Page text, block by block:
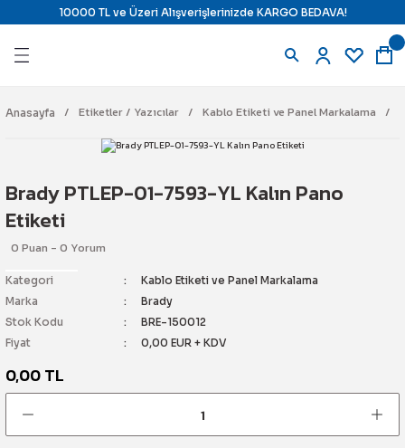
10000 TL ve Üzeri Alışverişlerinizde KARGO BEDAVA!
Geri Dön
Ribbon
Etiketi
Etiketi
Etiketi
Geri Dön
ve Isı Kontrol
Ürünler
Geri Dön
Çözümleri
Karşı Kilitleme
İstasyonları
Geri Dön
Ürünler
Anasayfa Etiketler / Yazıcılar Kablo Etiketi ve Panel Markalama
Brady PTLEP-01-7593-YL Kalın Pano
Etiketi
0 Puan - 0 Yorum
Kategori
Kablo Etiketi ve Panel Markalama
Marka
Brady
Stok Kodu
BRE-150012
Fiyat
0,00 EUR + KDV
0,00 TL